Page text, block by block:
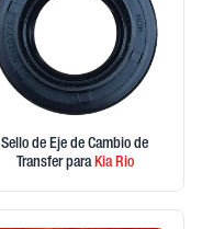
Sello de Eje de Cambio de
Transfer paraKiaRio